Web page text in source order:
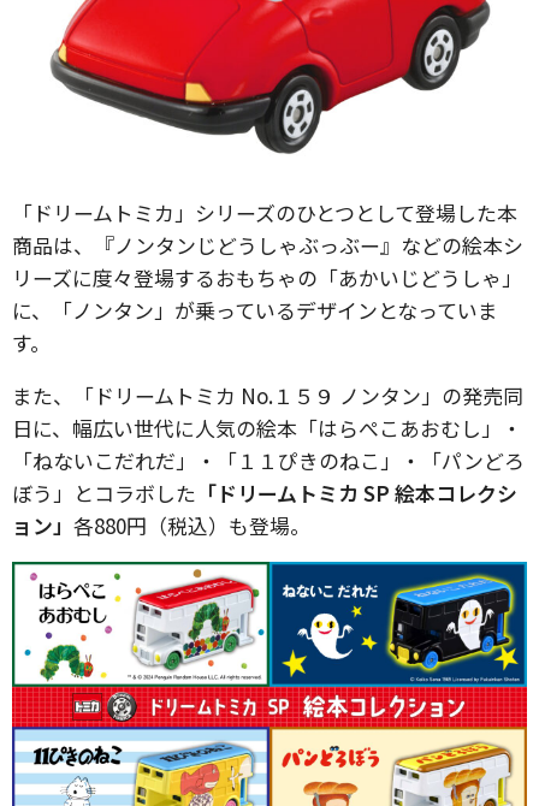
「ドリームトミカ」シリーズのひとつとして登場した本
商品は、『ノンタンじどうしゃぶっぶー』などの絵本シ
リーズに度々登場するおもちゃの「あかいじどうしゃ」
に、「ノンタン」が乗っているデザインとなっていま
す。
また、「ドリームトミカ No.１５９ ノンタン」の発売同
日に、幅広い世代に人気の絵本「はらぺこあおむし」・
「ねないこだれだ」・「１１ぴきのねこ」・「パンどろ
ぼう」とコラボした 「ドリームトミカ SP 絵本コレクシ
ョン」 各880円（税込）も登場。